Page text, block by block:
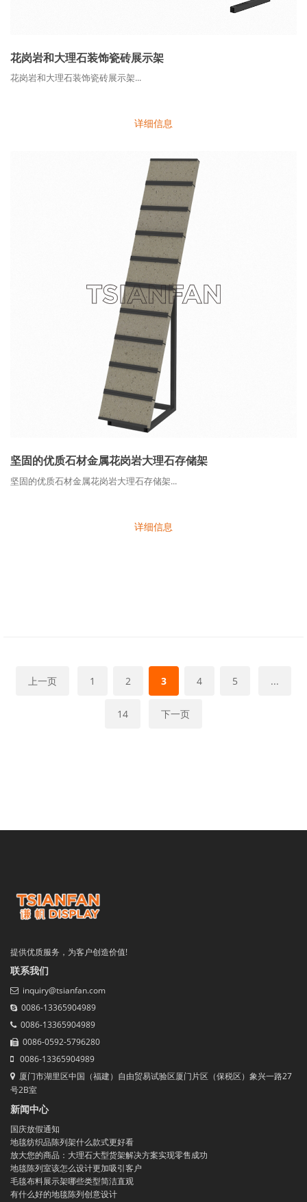
花岗岩和大理石装饰瓷砖展示架
花岗岩和大理石装饰瓷砖展示架...
详细信息
坚固的优质石材金属花岗岩大理石存储架
坚固的优质石材金属花岗岩大理石存储架...
详细信息
上一页 1 2 3 4 5 ...
14 下一页
提供优质服务，为客户创造价值!
联系我们
inquiry@tsianfan.com
0086-13365904989
0086-13365904989
0086-0592-5796280
0086-13365904989
厦门市湖里区中国（福建）自由贸易试验区厦门片区（保税区）象兴一路27
号2B室
新闻中心
国庆放假通知
地毯纺织品陈列架什么款式更好看
放大您的商品：大理石大型货架解决方案实现零售成功
地毯陈列室该怎么设计更加吸引客户
毛毯布料展示架哪些类型简洁直观
有什么好的地毯陈列创意设计